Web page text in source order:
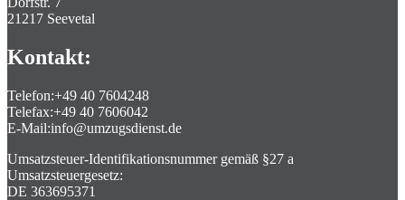
21217 Seevetal
Kontakt:
Telefon:+49 40 7604248
Telefax:+49 40 7606042
E-Mail:info@umzugsdienst.de
Umsatzsteuer-Identifikationsnummer gemäß §27 a
Umsatzsteuergesetz:
DE 363695371